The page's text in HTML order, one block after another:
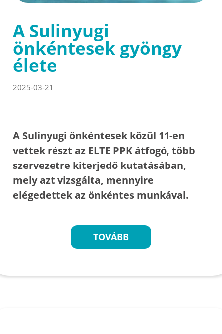
A Sulinyugi
önkéntesek gyöngy
élete
2025-03-21
A Sulinyugi önkéntesek közül 11-en
vettek részt az ELTE PPK átfogó, több
szervezetre kiterjedő kutatásában,
mely azt vizsgálta, mennyire
elégedettek az önkéntes munkával.
TOVÁBB